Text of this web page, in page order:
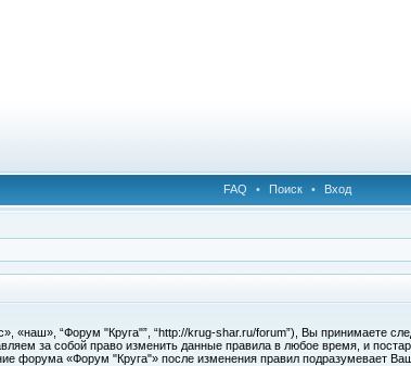
FAQ • Поиск • Вход
«наш», “Форум "Круга"”, “http://krug-shar.ru/forum”), Вы принимаете
за собой право изменить данные правила в любое время, и
форума «Форум "Круга"» после изменения правил подразумевает